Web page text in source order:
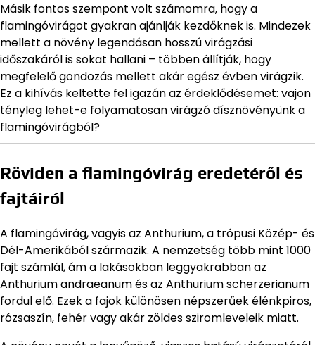
Másik fontos szempont volt számomra, hogy a
flamingóvirágot gyakran ajánlják kezdőknek is. Mindezek
mellett a növény legendásan hosszú virágzási
időszakáról is sokat hallani – többen állítják, hogy
megfelelő gondozás mellett akár egész évben virágzik.
Ez a kihívás keltette fel igazán az érdeklődésemet: vajon
tényleg lehet-e folyamatosan virágzó dísznövényünk a
flamingóvirágból?
Röviden a flamingóvirág eredetéről és
fajtáiról
A flamingóvirág, vagyis az Anthurium, a trópusi Közép- és
Dél-Amerikából származik. A nemzetség több mint 1000
fajt számlál, ám a lakásokban leggyakrabban az
Anthurium andraeanum és az Anthurium scherzerianum
fordul elő. Ezek a fajok különösen népszerűek élénkpiros,
rózsaszín, fehér vagy akár zöldes sziromleveleik miatt.